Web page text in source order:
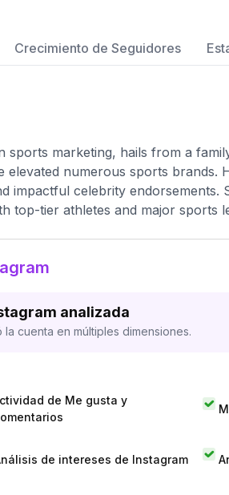
Crecimiento de Seguidores
marketing, hails from a
elevated numerous sports brands.
impactful celebrity endorsements.
top-tier athletes and major sports
analizada
cuenta en múltiples dimensiones.
de Me gusta y
de intereses de Instagram